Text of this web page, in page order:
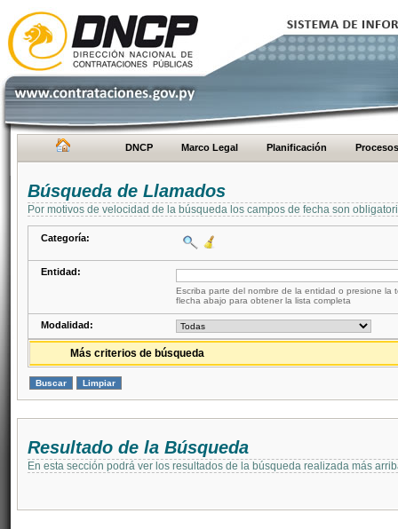
DNCP Marco Legal Planificación Procesos
Búsqueda de Llamados
Por motivos de velocidad de la búsqueda los campos de fecha son
Categoría:
Entidad:
Escriba parte del nombre de la entidad o presione la
flecha abajo para obtener la lista completa
Modalidad:
Más criterios de búsqueda
Resultado de la Búsqueda
En esta sección podrá ver los resultados de la búsqueda realizada más